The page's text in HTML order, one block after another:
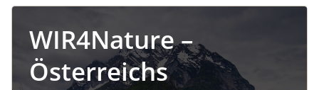
WIR4Nature –
Österreichs